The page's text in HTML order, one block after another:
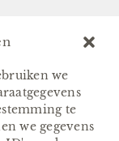
we
te
we gegevens